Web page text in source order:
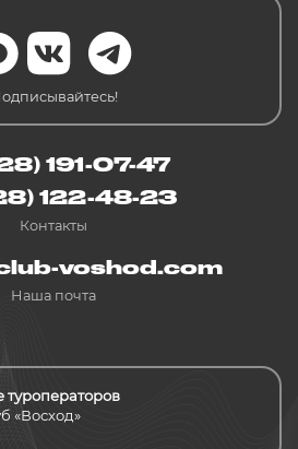
191-07-47
122-48-23
Контакты
voshod.com
Наша почта
туроператоров
«Восход»